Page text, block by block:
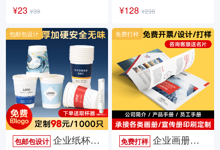
¥23 ¥39 ¥128 ¥238
包邮包设计 企业纸杯定制
包邮包设计
免费打样企业画册定制
免费打样